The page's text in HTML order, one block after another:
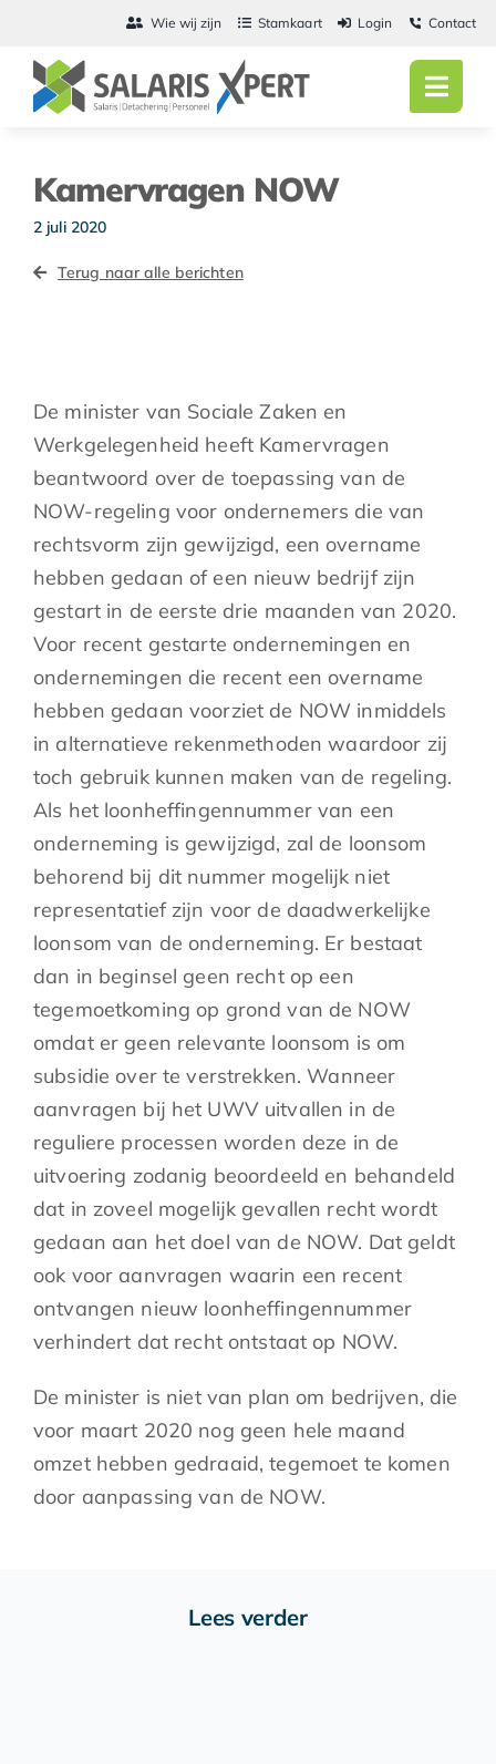
inhoud
Wie wij zijn Stamkaart Login Contact
Actueel
Kamervragen NOW
2 juli 2020
Terug naar alle berichten
De minister van Sociale Zaken en
Werkgelegenheid heeft Kamervragen
beantwoord over de toepassing van de
NOW-regeling voor ondernemers die van
rechtsvorm zijn gewijzigd, een overname
hebben gedaan of een nieuw bedrijf zijn
gestart in de eerste drie maanden van 2020.
Voor recent gestarte ondernemingen en
ondernemingen die recent een overname
hebben gedaan voorziet de NOW inmiddels
in alternatieve rekenmethoden waardoor zij
toch gebruik kunnen maken van de regeling.
Als het loonheffingennummer van een
onderneming is gewijzigd, zal de loonsom
behorend bij dit nummer mogelijk niet
representatief zijn voor de daadwerkelijke
loonsom van de onderneming. Er bestaat
dan in beginsel geen recht op een
tegemoetkoming op grond van de NOW
omdat er geen relevante loonsom is om
subsidie over te verstrekken. Wanneer
aanvragen bij het UWV uitvallen in de
reguliere processen worden deze in de
uitvoering zodanig beoordeeld en behandeld
dat in zoveel mogelijk gevallen recht wordt
gedaan aan het doel van de NOW. Dat geldt
ook voor aanvragen waarin een recent
ontvangen nieuw loonheffingennummer
verhindert dat recht ontstaat op NOW.
De minister is niet van plan om bedrijven, die
voor maart 2020 nog geen hele maand
omzet hebben gedraaid, tegemoet te komen
door aanpassing van de NOW.
Lees verder